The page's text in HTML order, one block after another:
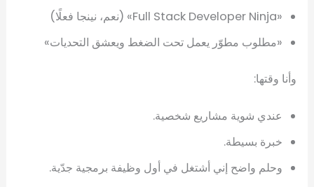
«Full Stack Developer Ninja» (نعم، نينجا فعلًا)
«مطلوب مطوّر يعمل تحت الضغط ويعشق التحديات»
وأنا وقتها:
عندي شوية مشاريع شخصية.
خبرة بسيطة.
وحلم واضح إني أشتغل في أول وظيفة برمجية جدّية.